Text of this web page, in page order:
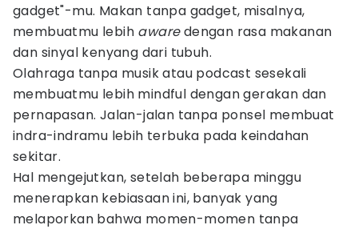
gadget"-mu. Makan tanpa gadget, misalnya,
membuatmu lebih awaredengan rasa makanan
dan sinyal kenyang dari tubuh.
Olahraga tanpa musik atau podcast sesekali
membuatmu lebih mindful dengan gerakan dan
pernapasan. Jalan-jalan tanpa ponsel membuat
indra-indramu lebih terbuka pada keindahan
sekitar.
Hal mengejutkan, setelah beberapa minggu
menerapkan kebiasaan ini, banyak yang
melaporkan bahwa momen-momen tanpa